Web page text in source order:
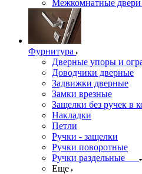
Межкомнатные двери
Фурнитура
Дверные упоры и
Доводчики дверные
Задвижки дверные
Замки врезные
Защелки без ручек в
Накладки
Петли
Ручки - защелки
Ручки поворотные
Ручки раздельные
Еще